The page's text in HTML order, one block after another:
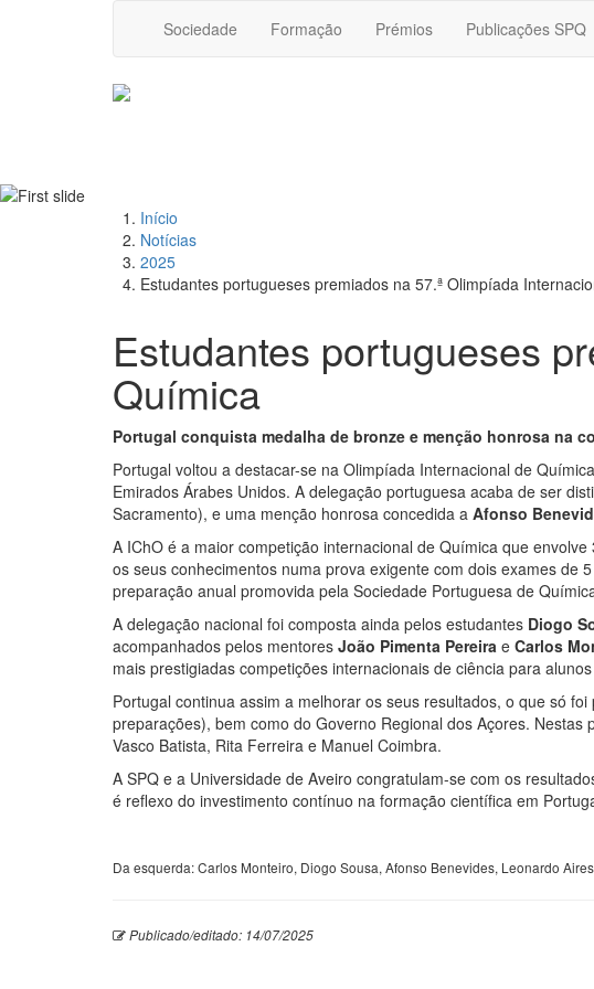
Sociedade Formação Prémios Publicações SPQ
Início
Notícias
2025
Estudantes portugueses premiados na 57.ª Olimpíada
Estudantes portugueses
Química
Portugal conquista medalha de bronze e menção honrosa na
Portugal voltou a destacar-se na Olimpíada Internacional de
Emirados Árabes Unidos. A delegação portuguesa acaba de ser
Sacramento), e uma menção honrosa concedida a Afonso
A IChO é a maior competição internacional de Química que
os seus conhecimentos numa prova exigente com dois exames
preparação anual promovida pela Sociedade Portuguesa de
A delegação nacional foi composta ainda pelos estudantes Diogo
acompanhados pelos mentores João Pimenta Pereira e Carlos
mais prestigiadas competições internacionais de ciência para
Portugal continua assim a melhorar os seus resultados, o que só
preparações), bem como do Governo Regional dos Açores.
Vasco Batista, Rita Ferreira e Manuel Coimbra.
A SPQ e a Universidade de Aveiro congratulam-se com os
é reflexo do investimento contínuo na formação científica em
Da esquerda: Carlos Monteiro, Diogo Sousa, Afonso Benevides, Leonardo
Publicado/editado: 14/07/2025